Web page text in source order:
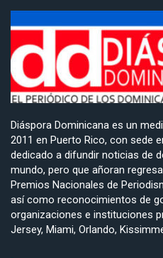
Diáspora Dominicana es un
2011 en Puerto Rico, con sede
dedicado a difundir noticias de
mundo, pero que añoran
Premios Nacionales de
así como reconocimientos de
organizaciones e instituciones
Jersey, Miami, Orlando,